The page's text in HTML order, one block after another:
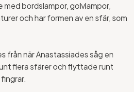
med bordslampor, golvlampor,
och har formen av en sfär, som
från när Anastassiades såg en
flera sfärer och flyttade runt